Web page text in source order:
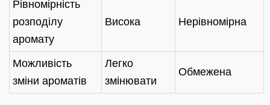
Рівномірність
розподілу
аромату
Висока Нерівномірна
Можливість
зміни ароматів
Легко
змінювати
Обмежена